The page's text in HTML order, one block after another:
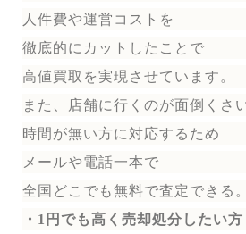
人件費や運営コストを
徹底的にカットしたことで
高値買取を実現させています。
また、店舗に行くのが面倒くさ
時間が無い方に対応するため
メールや電話一本で
全国どこでも無料で査定できる。
・1円でも高く売却処分したい方